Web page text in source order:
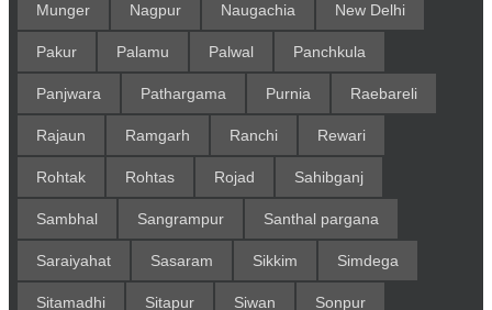
Munger Nagpur Naugachia New Delhi
Pakur Palamu Palwal Panchkula
Panjwara Pathargama Purnia Raebareli
Rajaun Ramgarh Ranchi Rewari
Rohtak Rohtas Rojad Sahibganj
Sambhal Sangrampur Santhal pargana
Saraiyahat Sasaram Sikkim Simdega
Sitamadhi Sitapur Siwan Sonpur